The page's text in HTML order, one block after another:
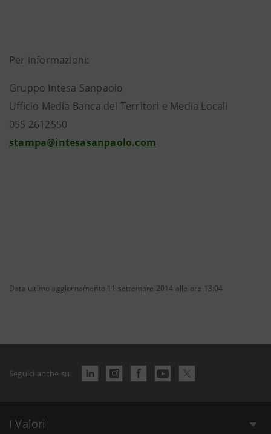
Per informazioni:
Gruppo Intesa Sanpaolo
Ufficio Media Banca dei Territori e Media Locali
055 2612550
stampa@intesasanpaolo.com
Data ultimo aggiornamento 11 settembre 2014 alle ore 13:04
Seguici anche su
I Valori